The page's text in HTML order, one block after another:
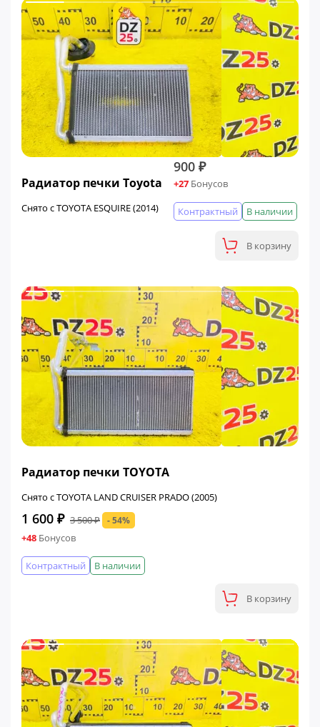
Радиатор печки Toyota
Снято с TOYOTA ESQUIRE (2014)
900 ₽
+27 Бонусов
В наличии
Контрактный
В корзину
Радиатор печки TOYOTA
Снято с TOYOTA LAND CRUISER PRADO (2005)
1 600 ₽ 3 500 ₽ - 54%
+48 Бонусов
В наличии
Контрактный
В корзину